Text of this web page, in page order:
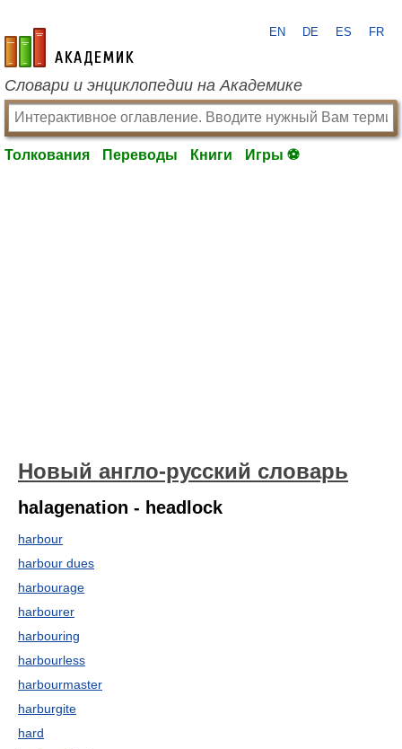
academic.ru
EN DE ES FR
Словари и энциклопедии на Академике
Толкования Переводы Книги Игры ⚽
Новый англо-русский словарь
halagenation - headlock
harbour
harbour dues
harbourage
harbourer
harbouring
harbourless
harbourmaster
harburgite
hard